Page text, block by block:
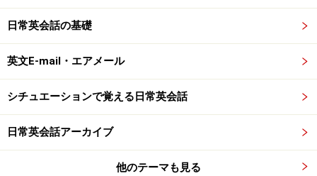
Sakyo-ku
小さい「町」を表します。「区」はあまり英語表記しな
いようです。）
さて、都道府県はどう書けばいいのでしょう。
Prefecture（県）などの単語を書くこともありますが、
おすすめは「都・府・県」を省略する方式です。ただし
日常英会話の基礎
英文E-mail・エアメール
シチュエーションで覚える日常英会話
日常英会話アーカイブ
他のテーマも見る